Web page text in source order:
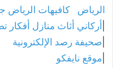
الرياض
كافيهات الرياض
أركاني أثاث منازل أفكار
صحيفة رصد الإلكترونية
موقع نايفكو